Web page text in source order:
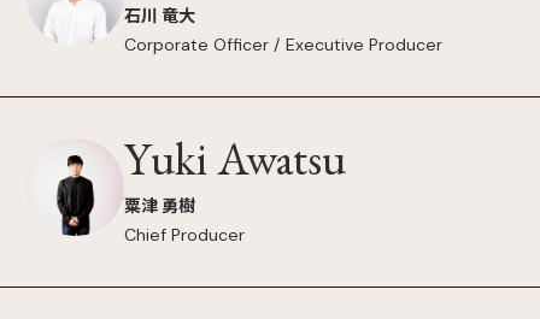
石川 竜大
Corporate Officer / Executive Producer
Yuki Awatsu
粟津 勇樹
Chief Producer